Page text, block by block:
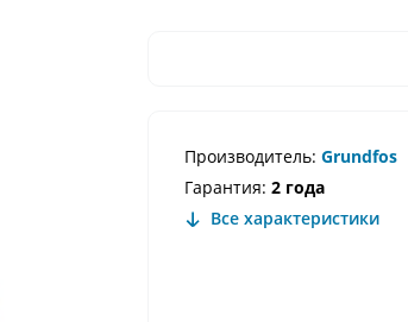
Производитель: Grundfos
Гарантия: 2 года
Все характеристики